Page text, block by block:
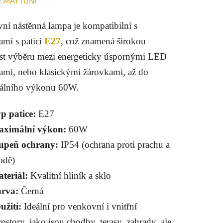
nástěnná lampa je kompatibilní s
s paticí E27, což znamená širokou
výběru mezi energeticky úspornými LED
nebo klasickými žárovkami, až do
výkonu 60W.
patice: E27
výkon: 60W
ochrany: IP54 (ochrana proti prachu a
Kvalitní hliník a sklo
Černá
Ideální pro venkovní i vnitřní